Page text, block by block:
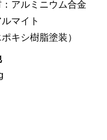
アルミニウム合金
マイト
キシ樹脂塗装）